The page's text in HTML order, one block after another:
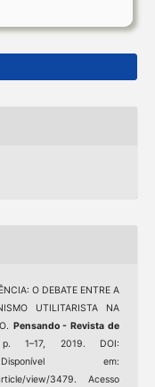
O DEBATE ENTRE A
UTILITARISTA NA
Pensando - Revista de
2019. DOI:
Disponível em:
view/3479. Acesso